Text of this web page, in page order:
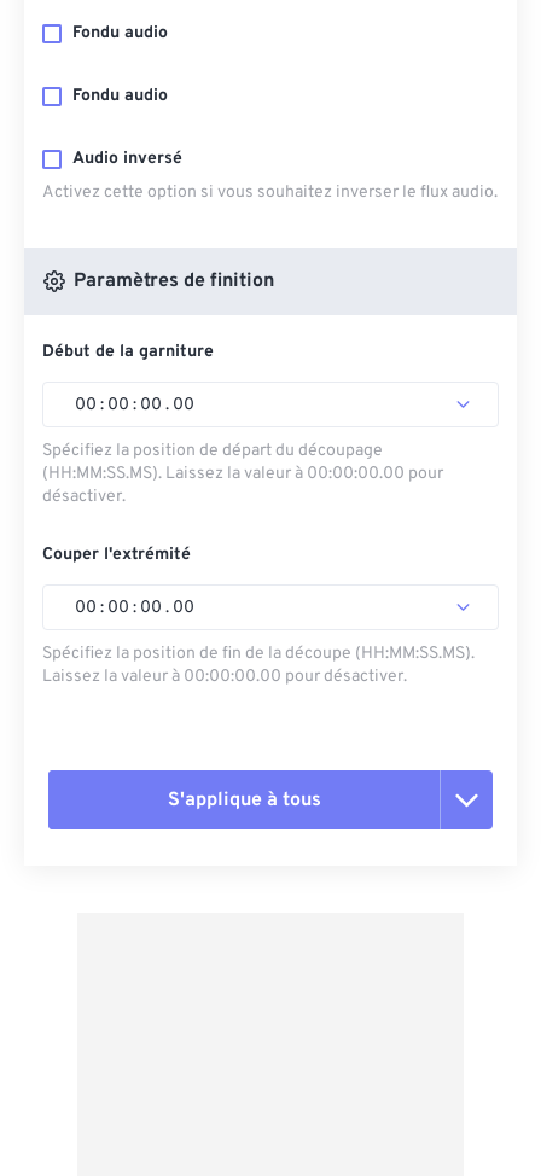
Fondu audio
Fondu audio
Audio inversé
Activez cette option si vous souhaitez inverser le flux audio.
Paramètres de finition
Début de la garniture
00 : 00 : 00 . 00
Spécifiez la position de départ du découpage
(HH:MM:SS.MS). Laissez la valeur à 00:00:00.00 pour
désactiver.
Couper l'extrémité
00 : 00 : 00 . 00
Spécifiez la position de fin de la découpe (HH:MM:SS.MS).
Laissez la valeur à 00:00:00.00 pour désactiver.
S'applique à tous